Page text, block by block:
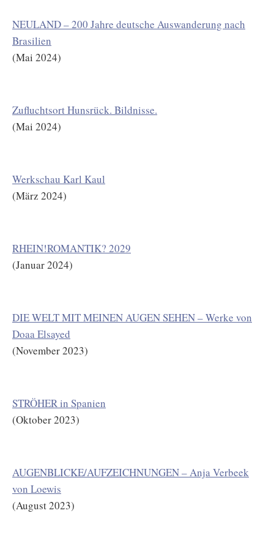
NEULAND – 200 Jahre deutsche Auswanderung nach
Brasilien
(Mai 2024)
Zufluchtsort Hunsrück. Bildnisse.
(Mai 2024)
Werkschau Karl Kaul
(März 2024)
RHEIN!ROMANTIK? 2029
(Januar 2024)
DIE WELT MIT MEINEN AUGEN SEHEN – Werke von
Doaa Elsayed
(November 2023)
STRÖHER in Spanien
(Oktober 2023)
AUGENBLICKE/AUFZEICHNUNGEN – Anja Verbeek
von Loewis
(August 2023)